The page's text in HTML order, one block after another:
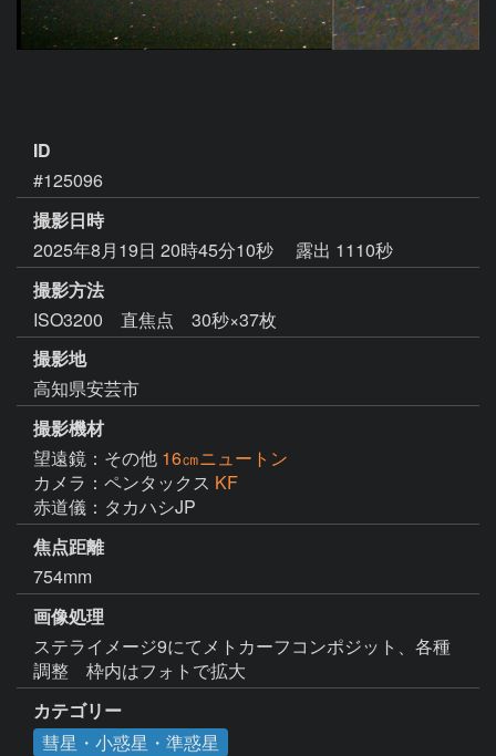
ID
#125096
撮影日時
2025年8月19日 20時45分10秒
露出 1110秒
撮影方法
ISO3200 直焦点 30秒×37枚
撮影地
高知県安芸市
撮影機材
望遠鏡：その他 16㎝ニュートン
カメラ：ペンタックス KF
赤道儀：タカハシJP
焦点距離
754mm
画像処理
ステライメージ9にてメトカーフコンポジット、各種
調整　枠内はフォトで拡大
カテゴリー
彗星・小惑星・準惑星